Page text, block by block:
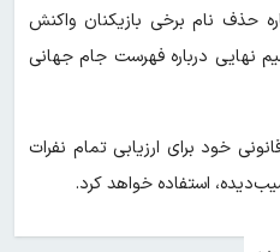
حذف نام برخی بازیکنان واکنش
نهایی درباره فهرست جام جهانی
قانونی خود برای ارزیابی تمام نفرات
استفاده خواهد کرد.